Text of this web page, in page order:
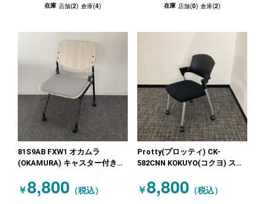
在庫 店舗(2) 倉庫(4) 在庫 店舗(0) 倉庫(2)
81S9AB FXW1 オカムラ
(OKAMURA) キャスター付きミ
ミーティングチェア グレー 木
目（ナチュラル）
￥8,800 （税込）
Protty(プロッティ) CK-
582CNN KOKUYO(コクヨ) スタ
ラック
￥8,800 （税込）